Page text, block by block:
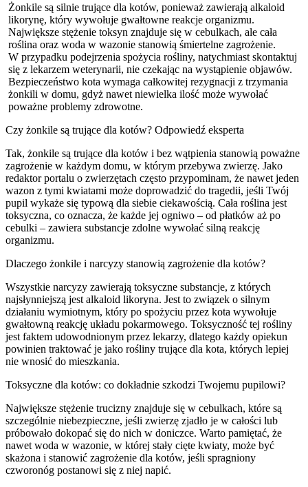
Żonkile są silnie trujące dla kotów, ponieważ zawierają alkaloid
likorynę, który wywołuje gwałtowne reakcje organizmu.
Największe stężenie toksyn znajduje się w cebulkach, ale cała
roślina oraz woda w wazonie stanowią śmiertelne zagrożenie.
W przypadku podejrzenia spożycia rośliny, natychmiast skontaktuj
się z lekarzem weterynarii, nie czekając na wystąpienie objawów.
Bezpieczeństwo kota wymaga całkowitej rezygnacji z trzymania
żonkili w domu, gdyż nawet niewielka ilość może wywołać
poważne problemy zdrowotne.
Czy żonkile są trujące dla kotów? Odpowiedź eksperta
Tak, żonkile są trujące dla kotów i bez wątpienia stanowią poważne
zagrożenie w każdym domu, w którym przebywa zwierzę. Jako
redaktor portalu o zwierzętach często przypominam, że nawet jeden
wazon z tymi kwiatami może doprowadzić do tragedii, jeśli Twój
pupil wykaże się typową dla siebie ciekawością. Cała roślina jest
toksyczna, co oznacza, że każde jej ogniwo – od płatków aż po
cebulki – zawiera substancje zdolne wywołać silną reakcję
organizmu.
Dlaczego żonkile i narcyzy stanowią zagrożenie dla kotów?
Wszystkie narcyzy zawierają toksyczne substancje, z których
najsłynniejszą jest alkaloid likoryna. Jest to związek o silnym
działaniu wymiotnym, który po spożyciu przez kota wywołuje
gwałtowną reakcję układu pokarmowego. Toksyczność tej rośliny
jest faktem udowodnionym przez lekarzy, dlatego każdy opiekun
powinien traktować je jako rośliny trujące dla kota, których lepiej
nie wnosić do mieszkania.
Toksyczne dla kotów: co dokładnie szkodzi Twojemu pupilowi?
Największe stężenie trucizny znajduje się w cebulkach, które są
szczególnie niebezpieczne, jeśli zwierzę zjadło je w całości lub
próbowało dokopać się do nich w doniczce. Warto pamiętać, że
nawet woda w wazonie, w której stały cięte kwiaty, może być
skażona i stanowić zagrożenie dla kotów, jeśli spragniony
czworonóg postanowi się z niej napić.